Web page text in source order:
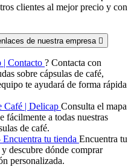
clientes al mejor precio y con
de nuestra empresa 
| Contacto ? Contacta con
sobre cápsulas de café,
te ayudará de forma rápida
Café | Delicap Consulta el mapa
fácilmente a todas nuestras
de café.
tu tienda Encuentra tu
descubre dónde comprar
personalizada.